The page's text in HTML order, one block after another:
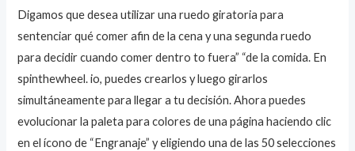
Digamos que desea utilizar una ruedo giratoria para
sentenciar qué comer afin de la cena y una segunda ruedo
para decidir cuando comer dentro to fuera” “de la comida. En
spinthewheel. io, puedes crearlos y luego girarlos
simultáneamente para llegar a tu decisión. Ahora puedes
evolucionar la paleta para colores de una página haciendo clic
en el ícono de “Engranaje” y eligiendo una de las 50 selecciones